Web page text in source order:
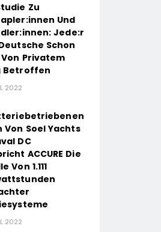
Zu
Und
Jede:r
Schon
Von Privatem
Betroffen
2022
Von Soel Yachts
DC
ACCURE Die
Von 1.111
2022